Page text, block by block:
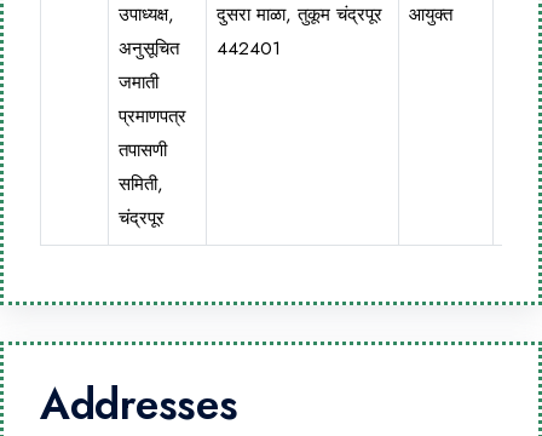
उपाध्यक्ष,
अनुसूचित
जमाती
प्रमाणपत्र
तपासणी
समिती,
चंद्रपूर
दुसरा माळा, तुकूम चंद्रपूर
442401
आयुक्त
Addresses